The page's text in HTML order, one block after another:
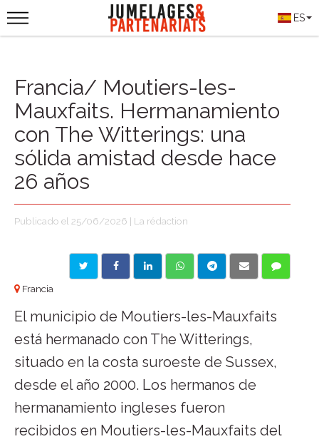
ES
Francia/ Moutiers-les-
Mauxfaits. Hermanamiento
con The Witterings: una
sólida amistad desde hace
26 años
Publicado el 25/06/2026 | La rédaction
Francia
El municipio de Moutiers-les-Mauxfaits
está hermanado con The Witterings,
situado en la costa suroeste de Sussex,
desde el año 2000. Los hermanos de
hermanamiento ingleses fueron
recibidos en Moutiers-les-Mauxfaits del